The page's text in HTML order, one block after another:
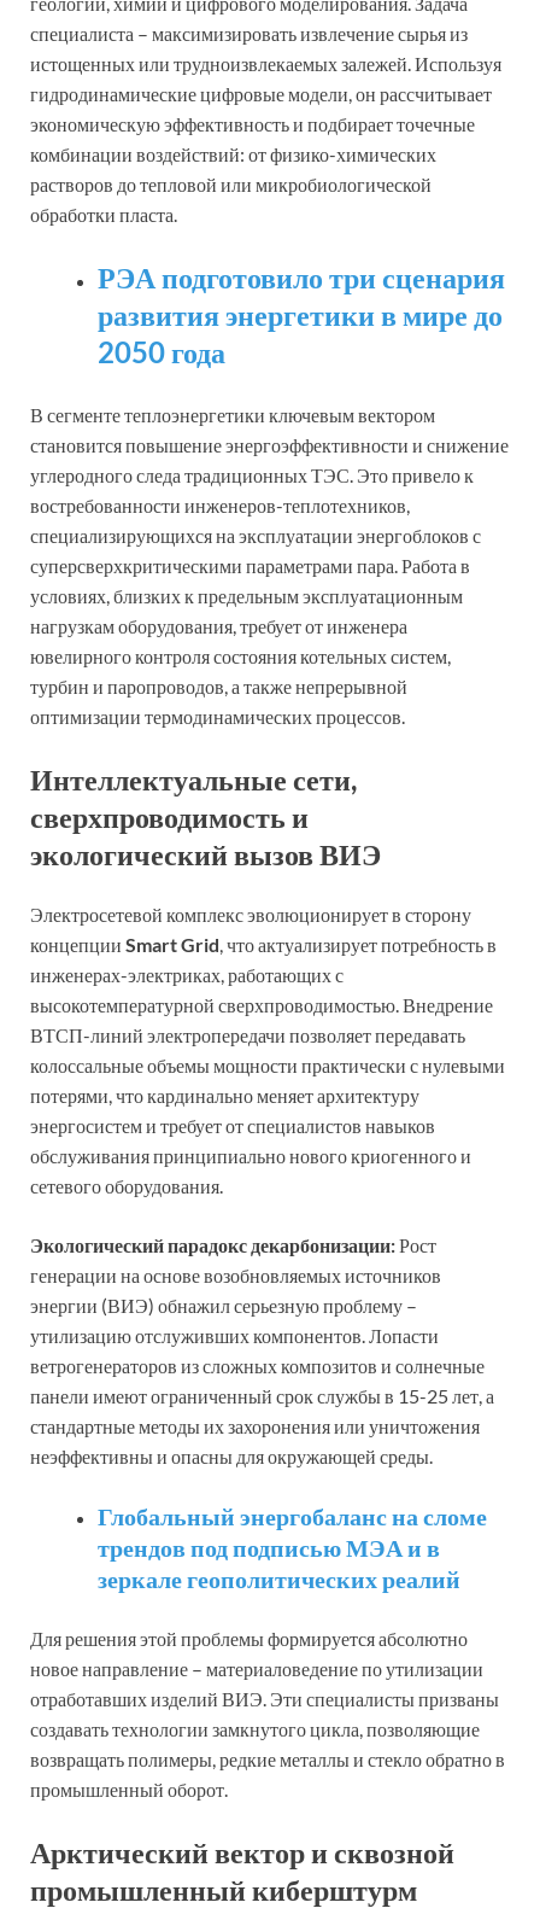
специалиста – максимизировать извлечение сырья из
истощенных или трудноизвлекаемых залежей. Используя
гидродинамические цифровые модели, он рассчитывает
экономическую эффективность и подбирает точечные
комбинации воздействий: от физико-химических
растворов до тепловой или микробиологической
обработки пласта.
РЭА подготовило три сценария
развития энергетики в мире до
2050 года
В сегменте теплоэнергетики ключевым вектором
становится повышение энергоэффективности и снижение
углеродного следа традиционных ТЭС. Это привело к
востребованности инженеров-теплотехников,
специализирующихся на эксплуатации энергоблоков с
суперсверхкритическими параметрами пара. Работа в
условиях, близких к предельным эксплуатационным
нагрузкам оборудования, требует от инженера
ювелирного контроля состояния котельных систем,
турбин и паропроводов, а также непрерывной
оптимизации термодинамических процессов.
Интеллектуальные сети,
сверхпроводимость и
экологический вызов ВИЭ
Электросетевой комплекс эволюционирует в сторону
концепции Smart Grid , что актуализирует потребность в
инженерах-электриках, работающих с
высокотемпературной сверхпроводимостью. Внедрение
ВТСП-линий электропередачи позволяет передавать
колоссальные объемы мощности практически с нулевыми
потерями, что кардинально меняет архитектуру
энергосистем и требует от специалистов навыков
обслуживания принципиально нового криогенного и
сетевого оборудования.
Экологический парадокс декарбонизации:Рост
генерации на основе возобновляемых источников
энергии (ВИЭ) обнажил серьезную проблему –
утилизацию отслуживших компонентов. Лопасти
ветрогенераторов из сложных композитов и солнечные
панели имеют ограниченный срок службы в 15-25 лет, а
стандартные методы их захоронения или уничтожения
неэффективны и опасны для окружающей среды.
Глобальный энергобаланс на сломе
трендов под подписью МЭА и в
зеркале геополитических реалий
Для решения этой проблемы формируется абсолютно
новое направление – материаловедение по утилизации
отработавших изделий ВИЭ. Эти специалисты призваны
создавать технологии замкнутого цикла, позволяющие
возвращать полимеры, редкие металлы и стекло обратно в
промышленный оборот.
Арктический вектор и сквозной
промышленный киберштурм